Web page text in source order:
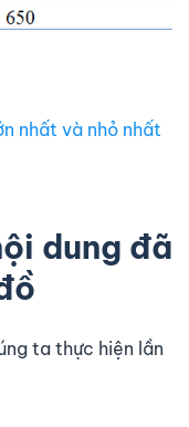
nhất và nhỏ nhất
dung đã
ta thực hiện lần